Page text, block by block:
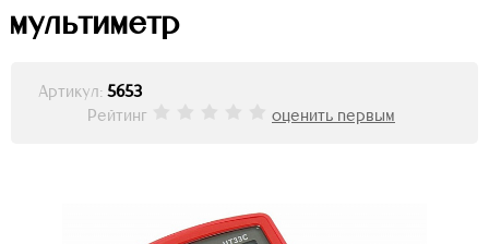
мультиметр
Артикул: 5653
Рейтинг
оценить первым